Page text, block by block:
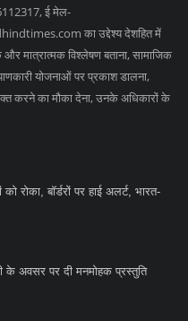
ई मेल-
का उद्देश्य देशहित में
मात्रात्मक विश्लेषण बताना, सामाजिक
योजनाओं पर प्रकाश डालना,
करने का मौका देना, उनके अधिकारों के
रोका, बॉर्डरों पर हाई अलर्ट, भारत-
के अवसर पर दी मनमोहक प्रस्तुति